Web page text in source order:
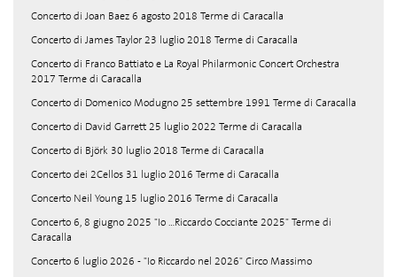
Concerto di Joan Baez 6 agosto 2018 Terme di Caracalla
Concerto di James Taylor 23 luglio 2018 Terme di Caracalla
Concerto di Franco Battiato e La Royal Philarmonic Concert Orchestra
2017 Terme di Caracalla
Concerto di Domenico Modugno 25 settembre 1991 Terme di Caracalla
Concerto di David Garrett 25 luglio 2022 Terme di Caracalla
Concerto di Björk 30 luglio 2018 Terme di Caracalla
Concerto dei 2Cellos 31 luglio 2016 Terme di Caracalla
Concerto Neil Young 15 luglio 2016 Terme di Caracalla
Concerto 6, 8 giugno 2025 "Io ...Riccardo Cocciante 2025" Terme di
Caracalla
Concerto 6 luglio 2026 - "Io Riccardo nel 2026" Circo Massimo